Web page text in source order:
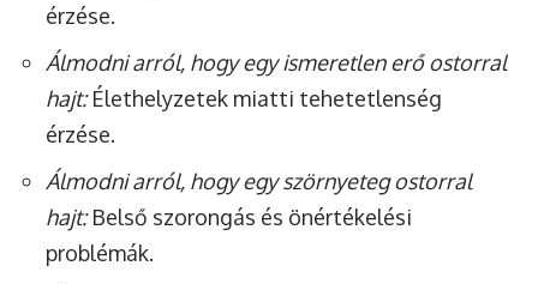
érzése.
Álmodni arról, hogy egy ismeretlen erő ostorral
hajt:Élethelyzetek miatti tehetetlenség
érzése.
Álmodni arról, hogy egy szörnyeteg ostorral
hajt:Belső szorongás és önértékelési
problémák.